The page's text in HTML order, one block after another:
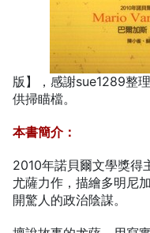
版】，感謝sue1289整
供掃瞄檔。
本書簡介：
2010年諾貝爾文學獎
尤薩力作，描繪多明尼
開驚人的政治陰謀。